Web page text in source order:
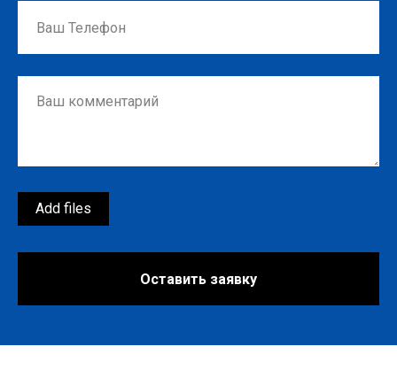
Add files
Оставить заявку